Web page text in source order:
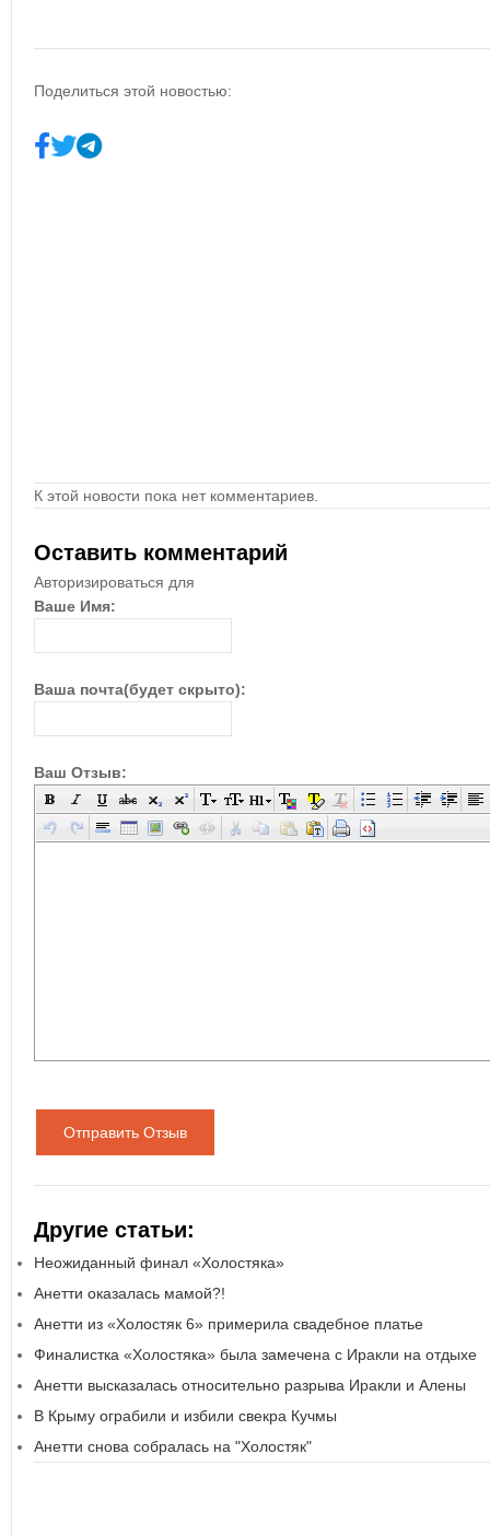
Поделиться этой новостью:
К этой новости пока нет комментариев.
Оставить комментарий
Авторизироваться для
Ваше Имя:
Ваша почта(будет скрыто):
Ваш Отзыв:
Отправить Отзыв
Другие статьи:
Неожиданный финал «Холостяка»
Анетти оказалась мамой?!
Анетти из «Холостяк 6» примерила свадебное платье
Финалистка «Холостяка» была замечена с Иракли на отдыхе
Анетти высказалась относительно разрыва Иракли и Алены
В Крыму ограбили и избили свекра Кучмы
Анетти снова собралась на "Холостяк"